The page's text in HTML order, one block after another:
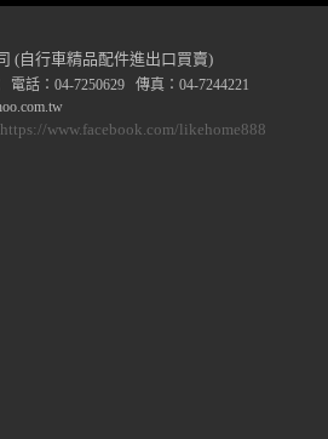
(自行車精品配件進出口買賣)
話：04-7250629 傳真：04-7244221
https://www.facebook.com/likehome888